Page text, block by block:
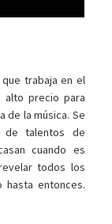
trabaja en el
alto precio para
de la música. Se
de talentos de
cuando es
todos los
hasta entonces.